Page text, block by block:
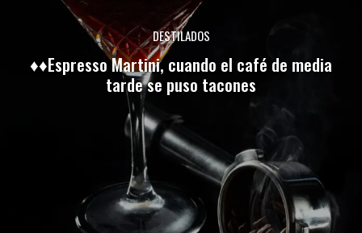
DESTILADOS
♦♦Espresso Martini, cuando el café de media
tarde se puso tacones